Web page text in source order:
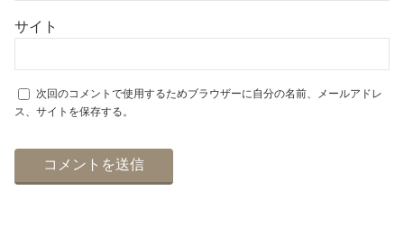
サイト
次回のコメントで使用するためブラウザーに自分の名前、メールアドレ
ス、サイトを保存する。